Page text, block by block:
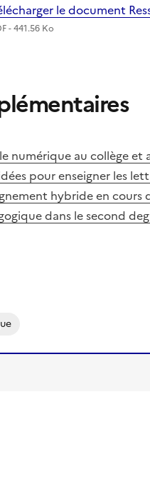
le document
- 441.56 Ko
numérique au collège et
pour enseigner les
hybride en cours
dans le second